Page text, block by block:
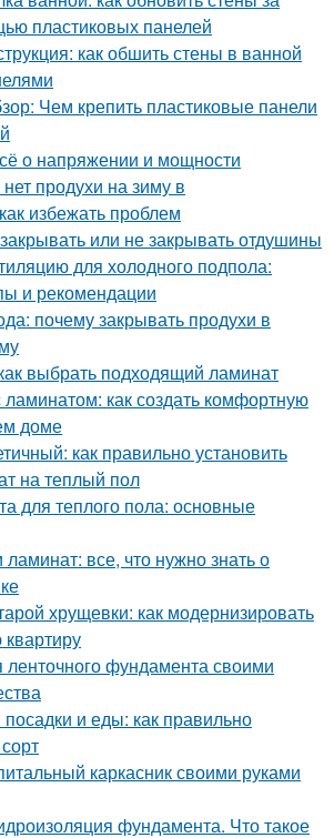
пластиковых панелей
как обшить стены в ванной
Чем крепить пластиковые панели
о напряжении и мощности
продухи на зиму в
избежать проблем
или не закрывать отдушины
для холодного подпола:
и рекомендации
почему закрывать продухи в
выбрать подходящий ламинат
как создать комфортную
доме
как правильно установить
на теплый пол
для теплого пола: основные
все, что нужно знать о
хрущевки: как модернизировать
ленточного фундамента своими
и еды: как правильно
каркасник своими руками
фундамента. Что такое